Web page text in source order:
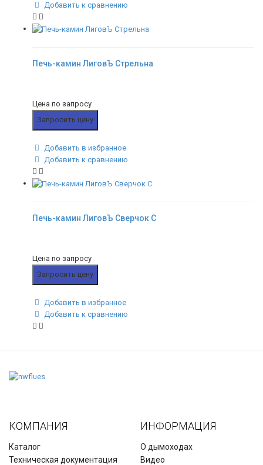
Добавить к сравнению
Печь-камин ЛиговЪ Стрельна
Цена по запросу
Запросить цену
Добавить в избранное
Добавить к сравнению
Печь-камин ЛиговЪ Сверчок C
Цена по запросу
Запросить цену
Добавить в избранное
Добавить к сравнению
КОМПАНИЯ
Каталог
Техническая документация
ИНФОРМАЦИЯ
О дымоходах
Видео